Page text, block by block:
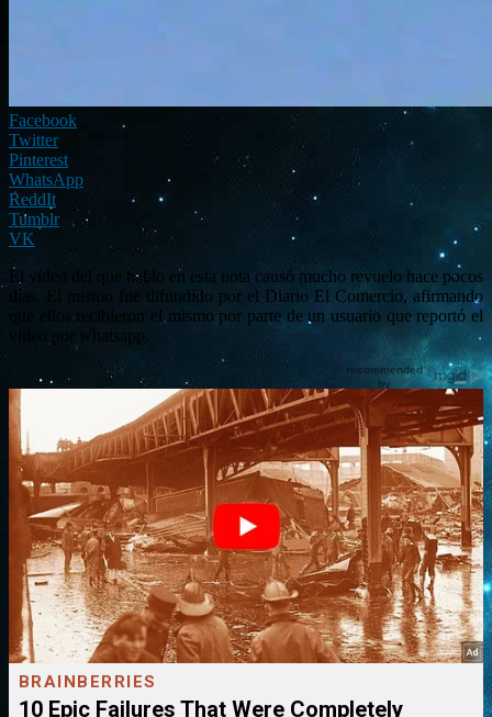
Facebook
Twitter
Pinterest
WhatsApp
ReddIt
Tumblr
VK
El vídeo del que hablo en esta nota causó mucho revuelo hace pocos
días. El mismo fue difundido por el Diario El Comercio, afirmando
que ellos recibieron el mismo por parte de un usuario que reportó el
vídeo por whatsapp.